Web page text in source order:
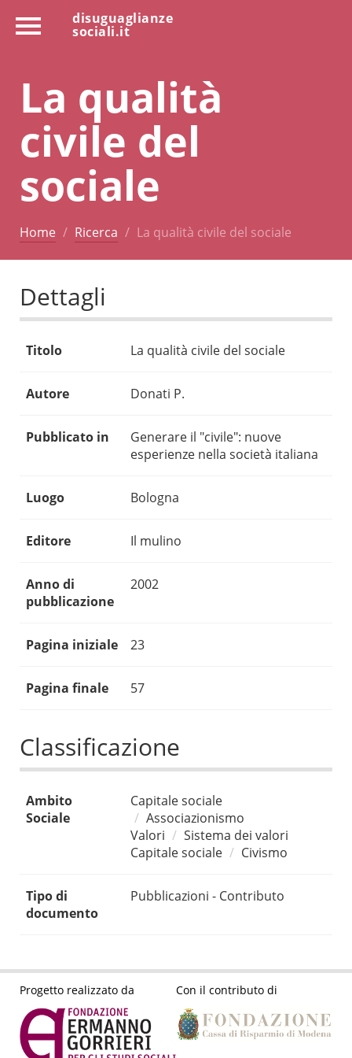
disuguaglianze
sociali.it
La qualità
civile del
sociale
Home Ricerca La qualità civile del sociale
Dettagli
Titolo La qualità civile del sociale
Autore Donati P.
Pubblicato in
Generare il "civile": nuove
esperienze nella società italiana
Luogo Bologna
Editore Il mulino
Anno di
pubblicazione
2002
Pagina iniziale 23
Pagina finale 57
Classificazione
Ambito
Sociale
Capitale sociale
Associazionismo
Valori
Sistema dei valori
Capitale sociale
Civismo
Tipo di
documento
Pubblicazioni - Contributo
Progetto realizzato da Con il contributo di